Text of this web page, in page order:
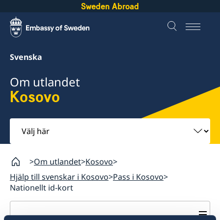
Sweden Abroad
Svenska
Om utlandet
Kosovo
Välj
här
Om utlandet Kosovo
Hjälp till svenskar i Kosovo Pass i Kosovo
Nationellt id-kort